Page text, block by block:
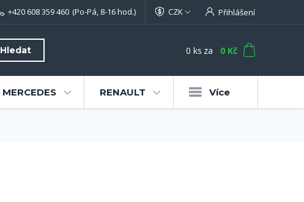
CZK Přihlášení
Hledat
+420 608 359 460 (Po-Pá, 8-16 hod.)
0 ks za 0 Kč
MERCEDES RENAULT Více